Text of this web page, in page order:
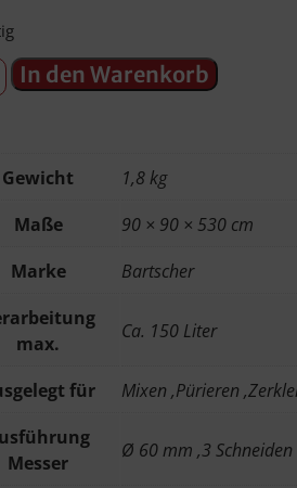
In den Warenkorb
Gewicht
1,8 kg
Maße
90 × 90 × 530 cm
Marke
Bartscher
max.
Ca. 150 Liter
für
Mixen ,Pürieren
Messer
Ø 60 mm ,3 Schneiden